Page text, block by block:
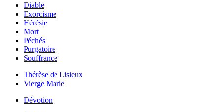
Diable
Exorcisme
Hérésie
Mort
Péchés
Purgatoire
Souffrance
Thérèse de Lisieux
Vierge Marie
Dévotion